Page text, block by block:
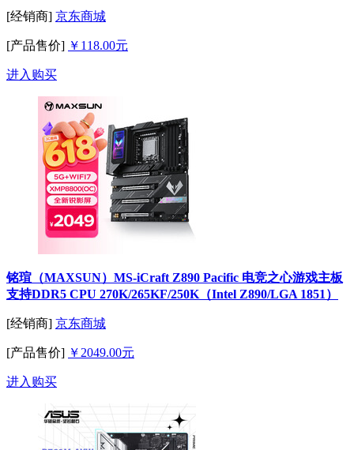
[经销商] 京东商城
[产品售价] ￥118.00元
进入购买
铭瑄（MAXSUN）MS-iCraft Z890 Pacific 电竞之心游戏主板
支持DDR5 CPU 270K/265KF/250K（Intel Z890/LGA 1851）
[经销商] 京东商城
[产品售价] ￥2049.00元
进入购买